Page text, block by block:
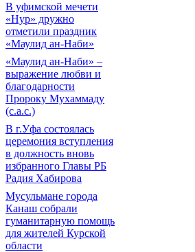
В уфимской мечети
«Нур» дружно
отметили праздник
«Маулид ан-Наби»
«Маулид ан-Наби» –
выражение любви и
благодарности
Пророку Мухаммаду
(с.а.с.)
В г.Уфа состоялась
церемония вступления
в должность вновь
избранного Главы РБ
Радия Хабирова
Мусульмане города
Канаш собрали
гуманитарную помощь
для жителей Курской
области